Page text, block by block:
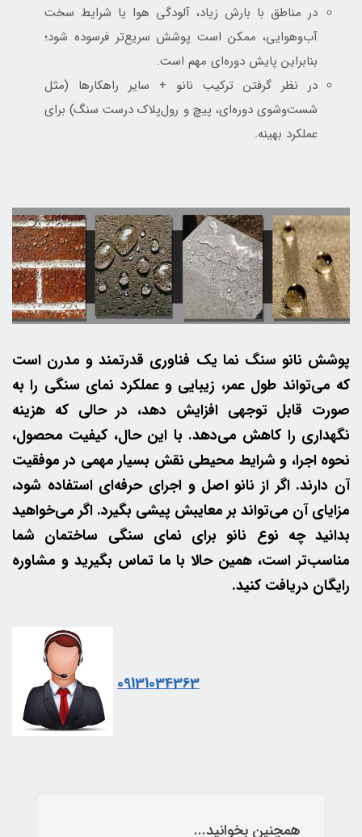
در مناطق با بارش زیاد، آلودگی هوا یا شرایط سخت
آب‌وهوایی، ممکن است پوشش سریع‌تر فرسوده شود؛
بنابراین پایش دوره‌ای مهم است.
در نظر گرفتن ترکیب نانو + سایر راهکارها (مثل
شست‌وشوی دوره‌ای، پیچ و رول‌پلاک درست سنگ) برای
عملکرد بهینه.
پوشش نانو سنگ نما یک فناوری قدرتمند و مدرن است
که می‌تواند طول عمر، زیبایی و عملکرد نمای سنگی را به
صورت قابل توجهی افزایش دهد، در حالی که هزینه
نگهداری را کاهش می‌دهد. با این حال، کیفیت محصول،
نحوه اجرا، و شرایط محیطی نقش بسیار مهمی در موفقیت
آن دارند. اگر از نانو اصل و اجرای حرفه‌ای استفاده شود،
مزایای آن می‌تواند بر معایبش پیشی بگیرد. اگر می‌خواهید
بدانید چه نوع نانو برای نمای سنگی ساختمان شما
مناسب‌تر است، همین حالا با ما تماس بگیرید و مشاوره
رایگان دریافت کنید.
09131034363
همچنین بخوانید...